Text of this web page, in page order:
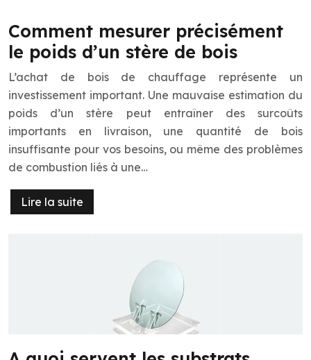
Comment mesurer précisément
le poids d’un stère de bois
L’achat de bois de chauffage représente un
investissement important. Une mauvaise estimation du
poids d’un stère peut entraîner des surcoûts
importants en livraison, une quantité de bois
insuffisante pour vos besoins, ou même des problèmes
de combustion liés à une…
Lire la suite